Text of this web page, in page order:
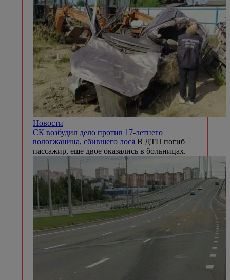
Новости
СК возбудил дело против 17-летнего
вологжанина, сбившего лося В ДТП погиб
пассажир, еще двое оказались в больницах.